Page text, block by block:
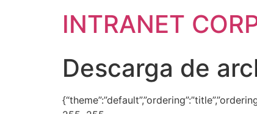
INTRANET
Descarga de